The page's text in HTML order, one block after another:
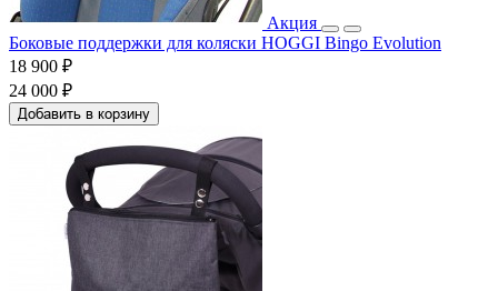
Акция
Боковые поддержки для коляски HOGGI Bingo Evolution
18 900 ₽
24 000 ₽
Добавить в корзину